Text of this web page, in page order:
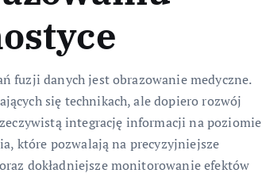
fuzji danych jest obrazowanie medyczne.
się technikach, ale dopiero rozwój
integrację informacji na poziomie
które pozwalają na precyzyjniejsze
dokładniejsze monitorowanie efektów